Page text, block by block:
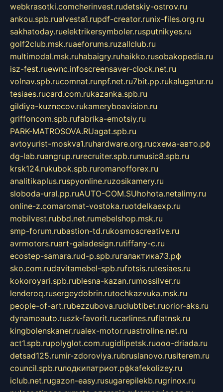
webkrasotki.comcherinvest.rudetskiy-ostrov.ru
ankou.spb.rualvesta1.rupdf-creator.runix-files.org.ru
sakhatoday.ruelektrikersymboler.rusputnikyes.ru
golf2club.msk.ruaeforums.ruzallclub.ru
multimodal.msk.ruhabaigry.ruhaikko.rusobakopedia.ru
isz-fest.ruewnc.infoscreensaver-clock.net.ru
volnav.spb.rucomnat.runpf.net.ru7bit.pp.rukalugatur.ru
tesiaes.rucard.com.rukazanka.spb.ru
gildiya-kuznecov.rukameryboavision.ru
griffoncom.spb.rufabrika-emotsiy.ru
PARK-MATROSOVA.RUagat.spb.ru
avtoyurist-moskva1.ruhardware.org.ruсхема-авто.рф
dg-lab.ruangrup.rurecruiter.spb.rumusic8.spb.ru
krsk124.rukubok.spb.ruromanofforex.ru
analitikaplus.ruspyonline.ruzosikamery.ru
sloboda-ural.pp.ruAUTO-COM.SUhohota.netalimy.ru
online-z.comaromat-vostoka.ruotdelkaexp.ru
mobilvest.rubbd.net.rumebelshop.msk.ru
smp-forum.rubastion-td.rukosmoscreative.ru
avrmotors.ruart-galadesign.rutiffany-c.ru
ecostep-samara.rud-p.spb.ruгалактика73.рф
sko.com.rudavitamebel-spb.rufotsis.rutesiaes.ru
kokoroyari.spb.rublesna-kazan.rumossilver.ru
lenderoq.rusergeydobrin.rutochkazvuka.msk.ru
people-of-art.rubezzubova.ruclubtibet.ruorior-aks.ru
dynamoauto.ruszk-favorit.rucarlines.ruflatnsk.ru
kingbolenskaner.rualex-motor.ruastroline.net.ru
act1.spb.rupolyglot.com.rugidlipetsk.ruooo-driada.ru
detsad125.rumir-zdoroviya.rubruslanovo.rusiterem.ru
council.spb.ruлодкипатриот.рфkafekolizey.ru
iclub.net.rugazon-easy.rusugarepilekb.rugrinox.ru